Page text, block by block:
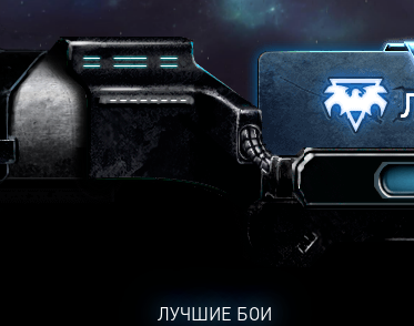
ЛУЧШИЕ БОИ